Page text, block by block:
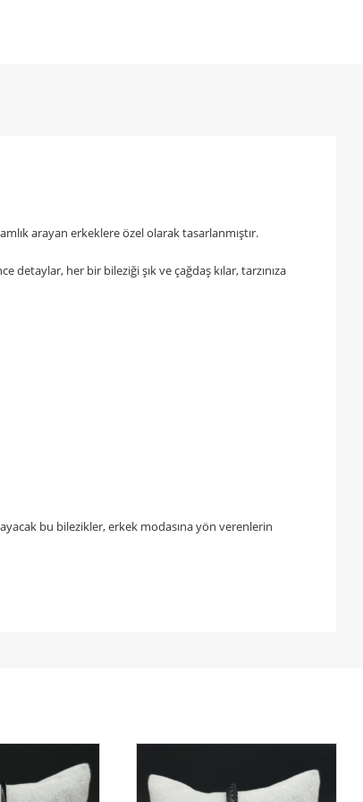
arayan erkeklere özel olarak tasarlanmıştır.
detaylar, her bir bileziği şık ve çağdaş kılar, tarzınıza
bu bilezikler, erkek modasına yön verenlerin